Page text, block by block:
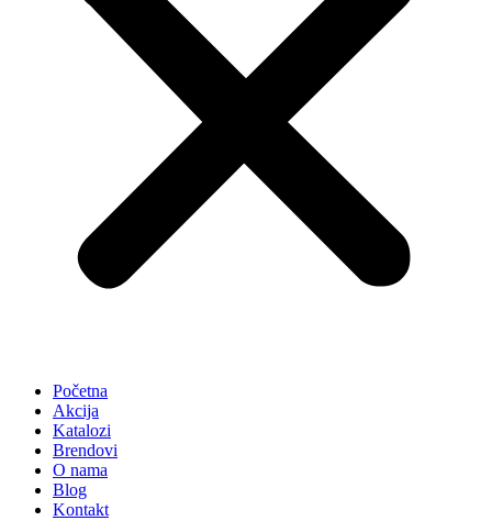
Početna
Akcija
Katalozi
Brendovi
O nama
Blog
Kontakt